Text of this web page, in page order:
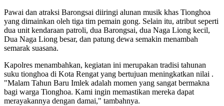
Pawai dan atraksi Barongsai diiringi alunan musik khas Tionghoa
yang dimainkan oleh tiga tim pemain gong. Selain itu, atribut seperti
dua unit kendaraan patroli, dua Barongsai, dua Naga Liong kecil,
Dua Naga Liong besar, dan patung dewa semakin menambah
semarak suasana.
Kapolres menambahkan, kegiatan ini merupakan tradisi tahunan
suku tionghoa di Kota Rengat yang bertujuan meningkatkan nilai .
"Malam Tahun Baru Imlek adalah momen yang sangat bermakna
bagi warga Tionghoa. Kami ingin memastikan mereka dapat
merayakannya dengan damai," tambahnya.